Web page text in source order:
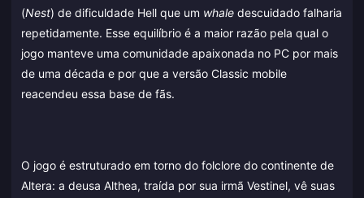
(Nest) de dificuldade Hell que um whale descuidado falharia
repetidamente. Esse equilíbrio é a maior razão pela qual o
jogo manteve uma comunidade apaixonada no PC por mais
de uma década e por que a versão Classic mobile
reacendeu essa base de fãs.
O jogo é estruturado em torno do folclore do continente de
Altera: a deusa Althea, traída por sua irmã Vestinel, vê suas